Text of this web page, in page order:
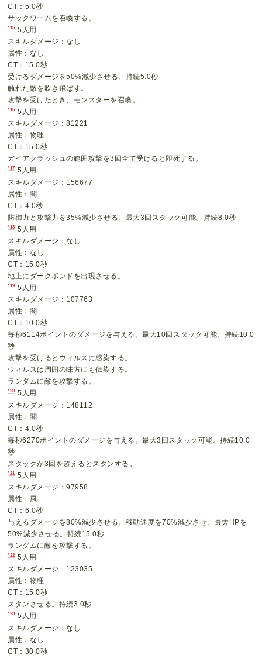
CT：5.0秒
サックワームを召喚する。
*15 5人用
スキルダメージ：なし
属性：なし
CT：15.0秒
受けるダメージを50%減少させる。持続5.0秒
触れた敵を吹き飛ばす。
攻撃を受けたとき、モンスターを召喚。
*16 5人用
スキルダメージ：81221
属性：物理
CT：15.0秒
ガイアクラッシュの範囲攻撃を3回全て受けると即死する。
*17 5人用
スキルダメージ：156677
属性：闇
CT：4.0秒
防御力と攻撃力を35%減少させる。最大3回スタック可能。持続8.0秒
*18 5人用
スキルダメージ：なし
属性：なし
CT：15.0秒
地上にダークポンドを出現させる。
*19 5人用
スキルダメージ：107763
属性：闇
CT：10.0秒
毎秒6114ポイントのダメージを与える。最大10回スタック可能。持続10.0
秒
攻撃を受けるとウィルスに感染する。
ウィルスは周囲の味方にも伝染する。
ランダムに敵を攻撃する。
*20 5人用
スキルダメージ：148112
属性：闇
CT：4.0秒
毎秒6270ポイントのダメージを与える。最大3回スタック可能。持続10.0
秒
スタックが3回を超えるとスタンする。
*21
5人用
スキルダメージ：97958
属性：風
CT：6.0秒
与えるダメージを80%減少させる。移動速度を70%減少させ、最大HPを
50%減少させる。持続15.0秒
ランダムに敵を攻撃する。
*22 5人用
スキルダメージ：123035
属性：物理
CT：15.0秒
スタンさせる。持続3.0秒
*23 5人用
スキルダメージ：なし
属性：なし
CT：30.0秒